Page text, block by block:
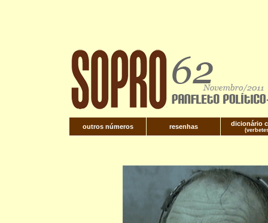
outros números resenhas dicionário